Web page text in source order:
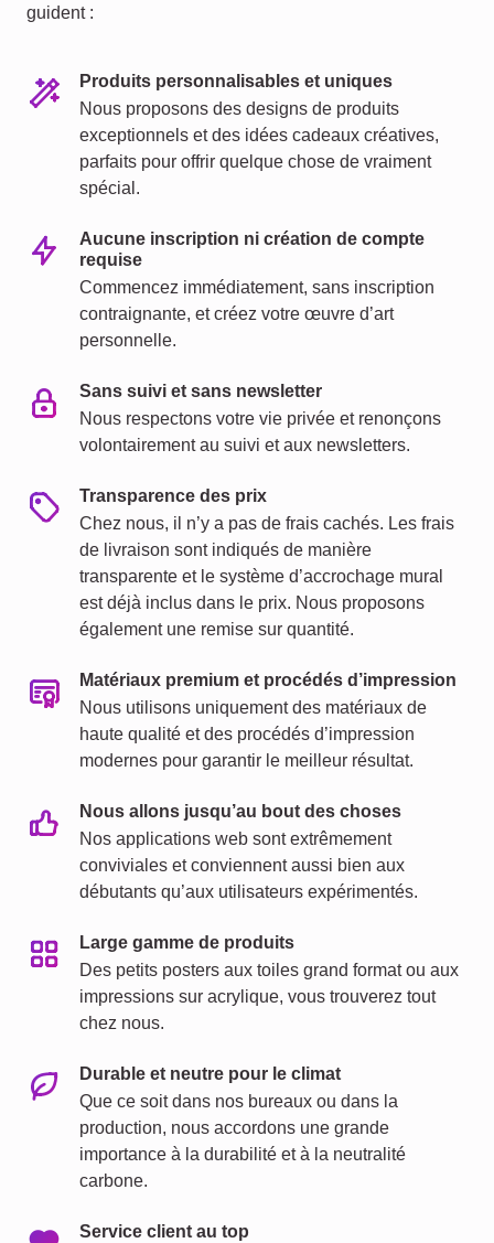
guident :
Produits personnalisables et uniques
Nous proposons des designs de produits
exceptionnels et des idées cadeaux créatives,
parfaits pour offrir quelque chose de vraiment
spécial.
Aucune inscription ni création de compte
requise
Commencez immédiatement, sans inscription
contraignante, et créez votre œuvre d’art
personnelle.
Sans suivi et sans newsletter
Nous respectons votre vie privée et renonçons
volontairement au suivi et aux newsletters.
Transparence des prix
Chez nous, il n’y a pas de frais cachés. Les frais
de livraison sont indiqués de manière
transparente et le système d’accrochage mural
est déjà inclus dans le prix. Nous proposons
également une remise sur quantité.
Matériaux premium et procédés d’impression
Nous utilisons uniquement des matériaux de
haute qualité et des procédés d’impression
modernes pour garantir le meilleur résultat.
Nous allons jusqu’au bout des choses
Nos applications web sont extrêmement
conviviales et conviennent aussi bien aux
débutants qu’aux utilisateurs expérimentés.
Large gamme de produits
Des petits posters aux toiles grand format ou aux
impressions sur acrylique, vous trouverez tout
chez nous.
Durable et neutre pour le climat
Que ce soit dans nos bureaux ou dans la
production, nous accordons une grande
importance à la durabilité et à la neutralité
carbone.
Service client au top